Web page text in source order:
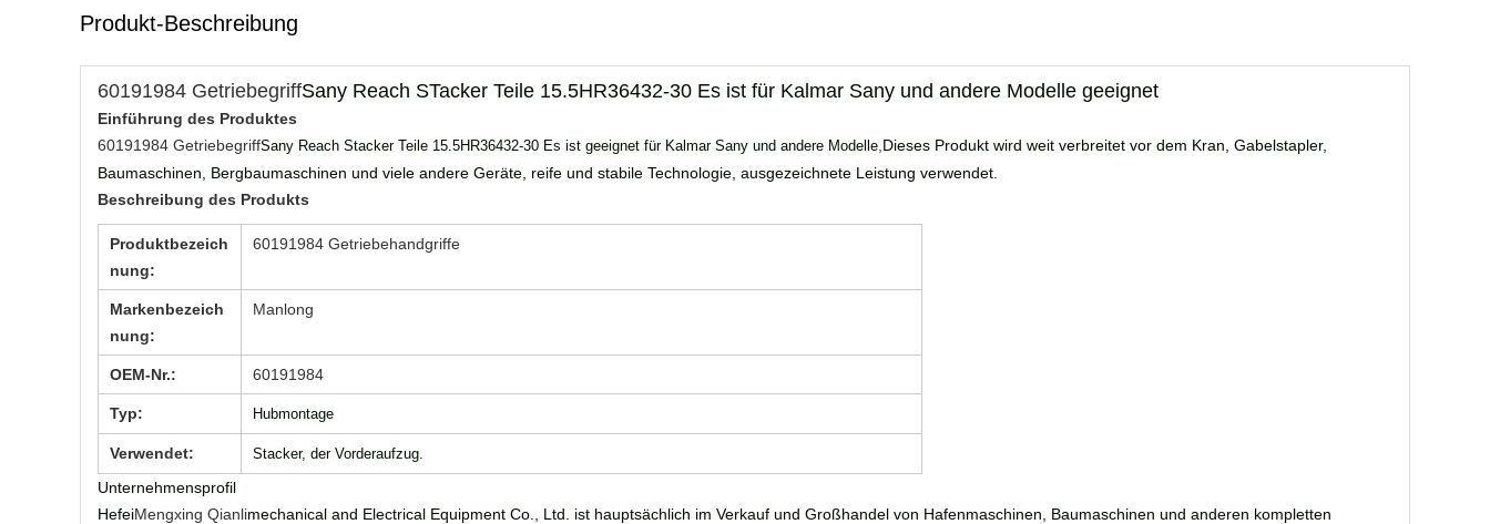
Produkt-Beschreibung
60191984 GetriebegriffSany Reach STacker Teile 15.5HR36432-30 Es ist für Kalmar Sany und andere Modelle geeignet
Einführung des Produktes
60191984 GetriebegriffSany Reach Stacker Teile 15.5HR36432-30 Es ist geeignet für Kalmar Sany und andere Modelle Dieses Produkt wird weit verbreitet vor dem Kran, Gabelstapler,
Baumaschinen, Bergbaumaschinen und viele andere Geräte, reife und stabile Technologie, ausgezeichnete Leistung verwendet.
Beschreibung des Produkts
Produktbezeich
nung:
60191984 Getriebehandgriffe
Markenbezeich
nung:
Manlong
OEM-Nr.: 60191984
Typ: Hubmontage
Verwendet: Stacker, der Vorderaufzug.
Unternehmensprofil
HefeiMengxing Qianlimechanical and Electrical Equipment Co., Ltd. ist hauptsächlich im Verkauf und Großhandel von Hafenmaschinen, Baumaschinen und anderen kompletten